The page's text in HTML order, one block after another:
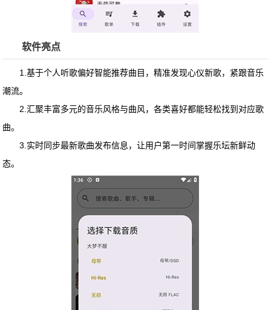
软件亮点
1.基于个人听歌偏好智能推荐曲目，精准发现心仪新歌，紧跟音乐
潮流。
2.汇聚丰富多元的音乐风格与曲风，各类喜好都能轻松找到对应歌
曲。
3.实时同步最新歌曲发布信息，让用户第一时间掌握乐坛新鲜动
态。